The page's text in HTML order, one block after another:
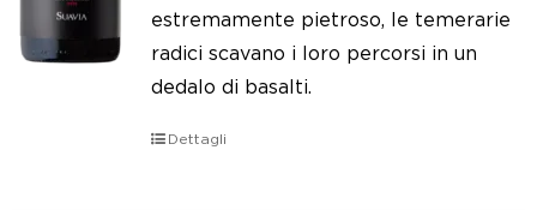
estremamente pietroso, le temerarie
radici scavano i loro percorsi in un
dedalo di basalti.
Dettagli